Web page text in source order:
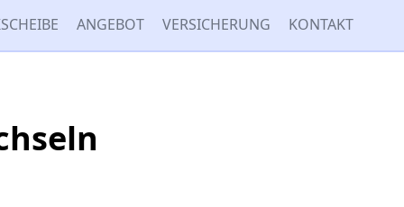
ANGEBOT VERSICHERUNG KONTAKT